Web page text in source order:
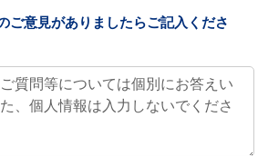
ご意見がありましたらご記入くださ